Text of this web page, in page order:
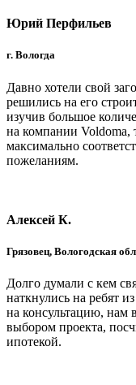
Юрий Перфильев
г. Вологда
Давно хотели свой
решились на его
изучив большое
на компании Voldoma,
максимально
пожеланиям.
Алексей К.
Грязовец, Вологодская
Долго думали с кем
наткнулись на ребят
на консультацию, нам
выбором проекта,
ипотекой.